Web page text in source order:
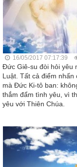
16/05/2017 07:17:39
Đức Giê-su đòi hỏi yêu
Luật. Tất cả điểm
mà Đức Ki-tô ban:
thắm đẩm tình yêu, vì
yêu với Thiên Chúa.